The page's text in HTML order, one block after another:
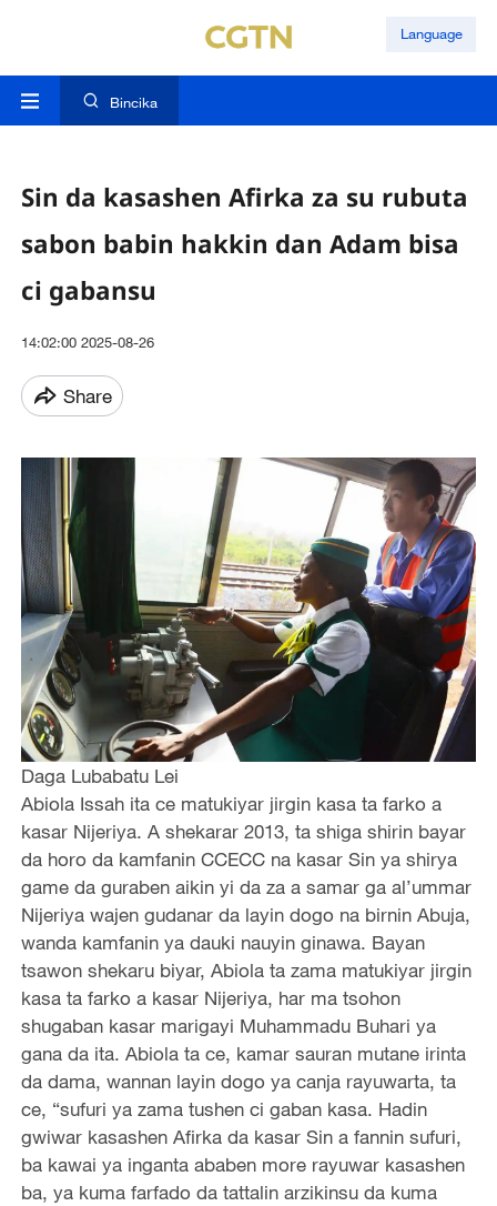
Language
Bincika
Sin da kasashen Afirka za su rubuta
sabon babin hakkin dan Adam bisa
ci gabansu
14:02:00 2025-08-26
Share
Daga Lubabatu Lei
Abiola Issah ita ce matukiyar jirgin kasa ta farko a
kasar Nijeriya. A shekarar 2013, ta shiga shirin bayar
da horo da kamfanin CCECC na kasar Sin ya shirya
game da guraben aikin yi da za a samar ga al’ummar
Nijeriya wajen gudanar da layin dogo na birnin Abuja,
wanda kamfanin ya dauki nauyin ginawa. Bayan
tsawon shekaru biyar, Abiola ta zama matukiyar jirgin
kasa ta farko a kasar Nijeriya, har ma tsohon
shugaban kasar marigayi Muhammadu Buhari ya
gana da ita. Abiola ta ce, kamar sauran mutane irinta
da dama, wannan layin dogo ya canja rayuwarta, ta
ce, “sufuri ya zama tushen ci gaban kasa. Hadin
gwiwar kasashen Afirka da kasar Sin a fannin sufuri,
ba kawai ya inganta ababen more rayuwar kasashen
ba, ya kuma farfado da tattalin arzikinsu da kuma